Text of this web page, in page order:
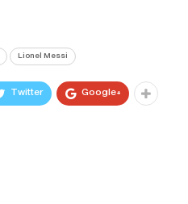
Lionel Messi
Twitter Google+